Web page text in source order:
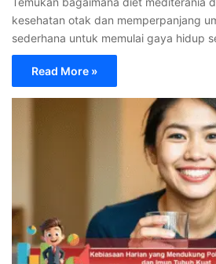
kesehatan otak dan memperpanjang
sederhana untuk memulai gaya hidup
Read More »